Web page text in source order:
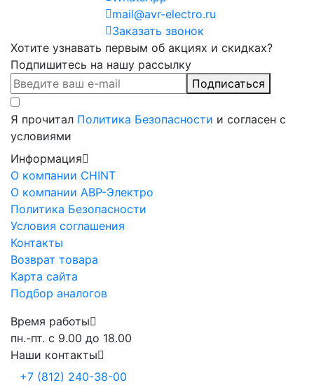
mail@avr-electro.ru
Заказать звонок
Хотите узнавать первым об акциях и скидках?
Подпишитесь на нашу рассылку
Подписаться
Я прочитал Политика Безопасности и согласен с
условиями
Информация
О компании CHINT
О компании АВР-Электро
Политика Безопасности
Условия соглашения
Контакты
Возврат товара
Карта сайта
Подбор аналогов
Время работы
пн.-пт. с 9.00 до 18.00
Наши контакты
+7 (812) 240-38-00